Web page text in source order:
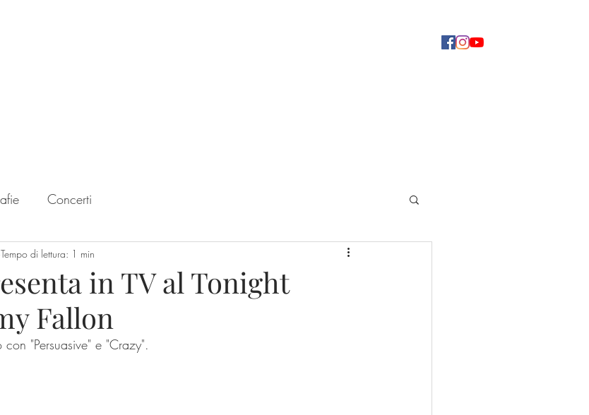
Concerti
in TV al Tonight
Fallon
Tempo di lettura: 1 min
"Persuasive" e "Crazy".